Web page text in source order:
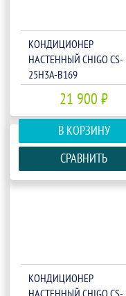
КОНДИЦИОНЕР
НАСТЕННЫЙ CHIGO CS-
25H3A-B169
21 900 ₽
В КОРЗИНУ
СРАВНИТЬ
КОНДИЦИОНЕР